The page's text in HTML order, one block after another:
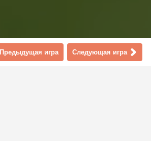
Предыдущая игра Следующая игра